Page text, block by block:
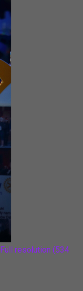
Full resolution (534